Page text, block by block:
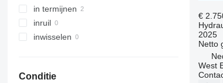
in termijnen
inruil
inwisselen
Conditie
€
2025
Netto
West